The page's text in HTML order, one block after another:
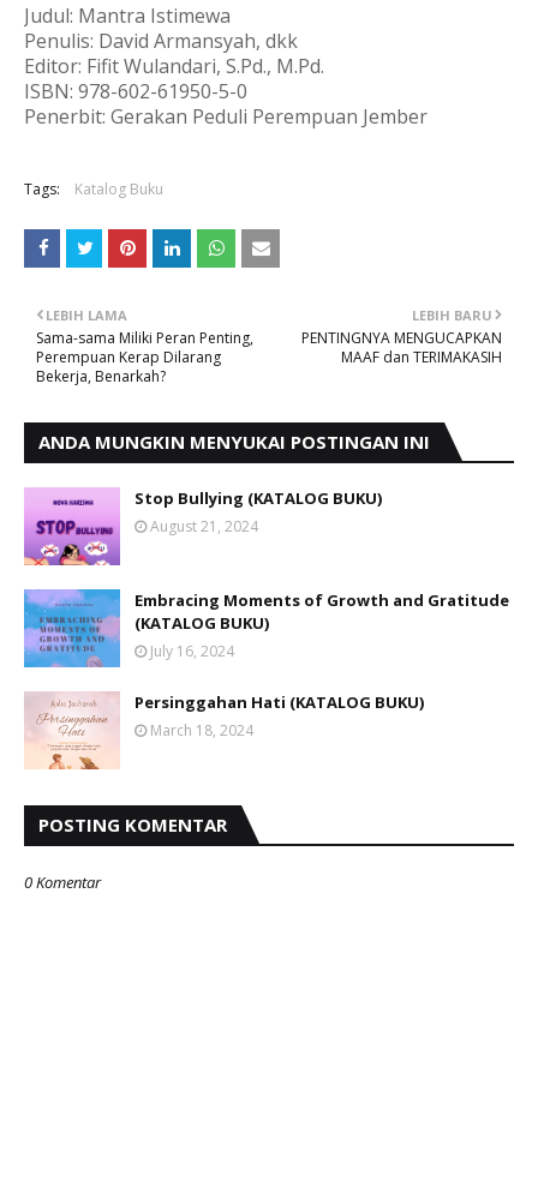
Judul: Mantra Istimewa
Penulis: David Armansyah, dkk
Editor: Fifit Wulandari, S.Pd., M.Pd.
ISBN: 978-602-61950-5-0
Penerbit: Gerakan Peduli Perempuan Jember
Tags: Katalog Buku
LEBIH BARU
PENTINGNYA MENGUCAPKAN
MAAF dan TERIMAKASIH
LEBIH LAMA
Sama-sama Miliki Peran Penting,
Perempuan Kerap Dilarang
Bekerja, Benarkah?
ANDA MUNGKIN MENYUKAI POSTINGAN INI
Stop Bullying (KATALOG BUKU)
August 21, 2024
Embracing Moments of Growth and Gratitude
(KATALOG BUKU)
July 16, 2024
Persinggahan Hati (KATALOG BUKU)
March 18, 2024
POSTING KOMENTAR
0 Komentar